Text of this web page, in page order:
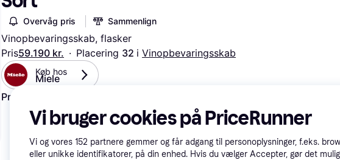
Overvåg pris Sammenlign
Vinopbevaringsskab, flasker
Pris59.190 kr. · Placering 32 i Vinopbevaringsskab
Køb hos
Miele
Prøv fleksible betalinger med
Vi bruger cookies på PriceRunner
Vi og vores 152 partnere gemmer og får adgang til personoplysninger, f.eks.
eller unikke identifikatorer, på din enhed. Hvis du vælger Accepter, gør det